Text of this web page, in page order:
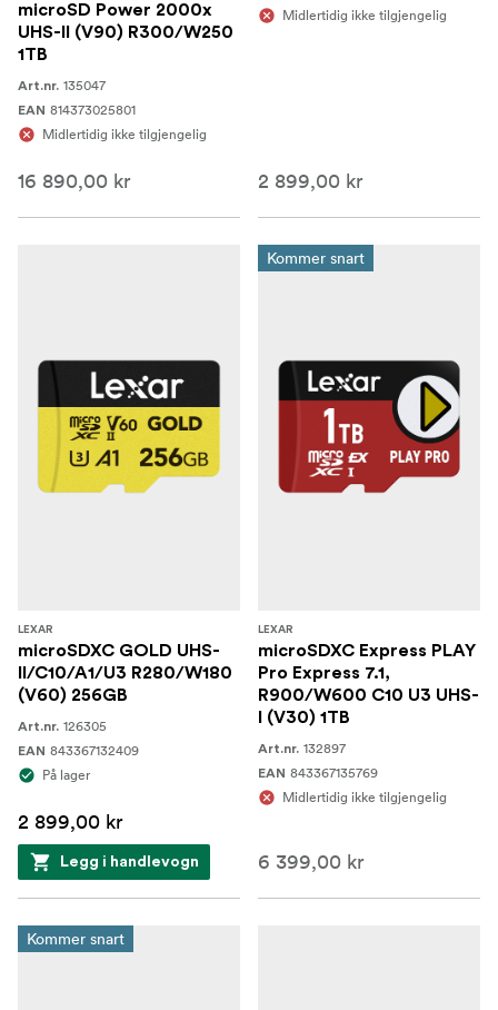
microSD Power 2000x
UHS-II (V90) R300/W250
1TB
Art.nr. 135047
EAN 814373025801
Midlertidig ikke tilgjengelig
16 890,00 kr
Midlertidig ikke tilgjengelig
2 899,00 kr
LEXAR
microSDXC GOLD UHS-
II/C10/A1/U3 R280/W180
(V60) 256GB
Art.nr. 126305
EAN 843367132409
På lager
2 899,00 kr
Legg i handlevogn
Kommer snart
LEXAR
microSDXC Express PLAY
Pro Express 7.1,
R900/W600 C10 U3 UHS-
I (V30) 1TB
Art.nr. 132897
EAN 843367135769
Midlertidig ikke tilgjengelig
6 399,00 kr
Kommer snart